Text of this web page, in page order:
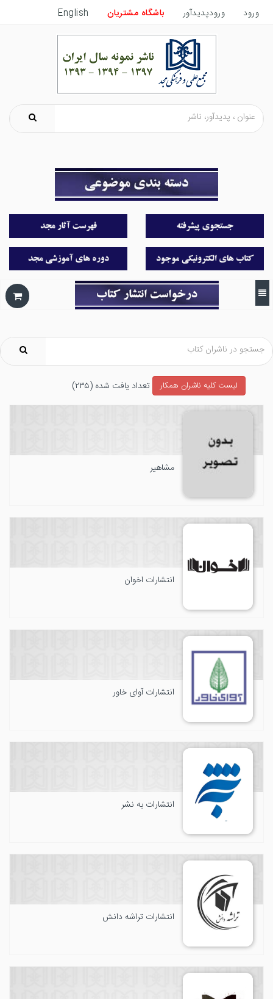
ورود ورودپدیدآور باشگاه مشتریان English
ليست كليه ناشران همکار تعداد يافت شده (۲۳۵)
مشاهیر
انتشارات اخوان
انتشارات آوای خاور
انتشارات به نشر
انتشارات تراشه دانش